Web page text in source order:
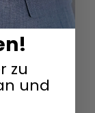
zu
und